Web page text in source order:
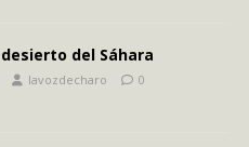
del Sáhara
lavozdecharo 0